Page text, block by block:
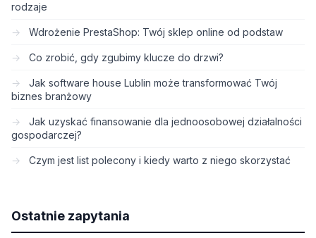
rodzaje
Wdrożenie PrestaShop: Twój sklep online od podstaw
Co zrobić, gdy zgubimy klucze do drzwi?
Jak software house Lublin może transformować Twój
biznes branżowy
Jak uzyskać finansowanie dla jednoosobowej działalności
gospodarczej?
Czym jest list polecony i kiedy warto z niego skorzystać
Ostatnie zapytania